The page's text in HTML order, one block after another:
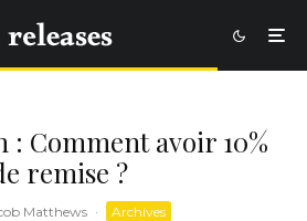
Comment avoir 10%
remise ?
Matthews · Archives